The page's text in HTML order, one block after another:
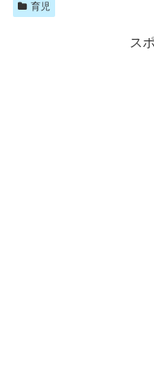
育児
ス